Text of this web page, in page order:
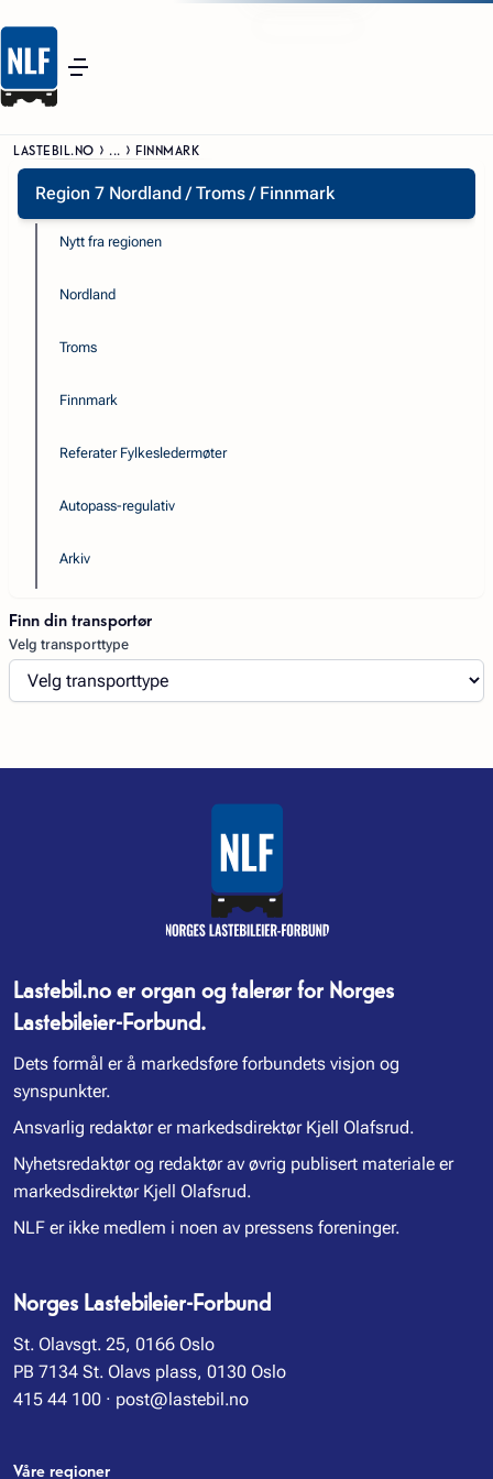
LASTEBIL.NO ... FINNMARK
Region 7 Nordland / Troms / Finnmark
Nytt fra regionen
Nordland
Troms
Finnmark
Referater Fylkesledermøter
Autopass-regulativ
Arkiv
Finn din transportør
Velg transporttype
Lastebil.no er organ og talerør for Norges
Lastebileier-Forbund.
Dets formål er å markedsføre forbundets visjon og
synspunkter.
Ansvarlig redaktør er markedsdirektør Kjell Olafsrud.
Nyhetsredaktør og redaktør av øvrig publisert materiale er
markedsdirektør Kjell Olafsrud.
NLF er ikke medlem i noen av pressens foreninger.
Norges Lastebileier-Forbund
St. Olavsgt. 25, 0166 Oslo
PB 7134 St. Olavs plass, 0130 Oslo
415 44 100 · post@lastebil.no
Våre regioner